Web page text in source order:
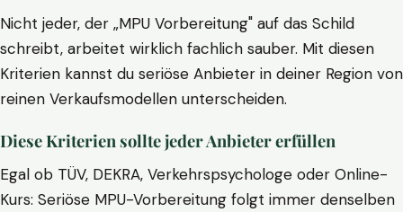
Nicht jeder, der „MPU Vorbereitung" auf das Schild
schreibt, arbeitet wirklich fachlich sauber. Mit diesen
Kriterien kannst du seriöse Anbieter in deiner Region von
reinen Verkaufsmodellen unterscheiden.
Diese Kriterien sollte jeder Anbieter erfüllen
Egal ob TÜV, DEKRA, Verkehrspsychologe oder Online-
Kurs: Seriöse MPU-Vorbereitung folgt immer denselben